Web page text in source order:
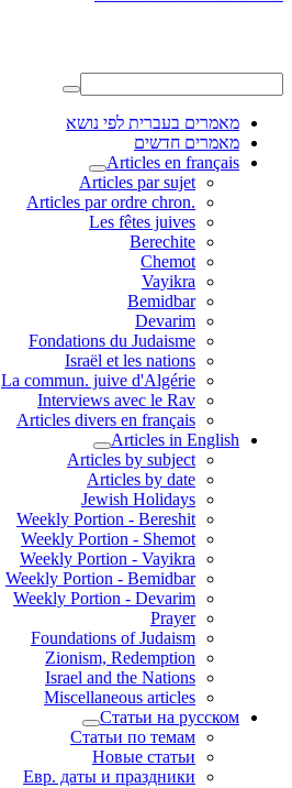
מאמרים בעברית לפי נושא
מאמרים חדשים
Articles en français
Articles par sujet
.Articles par ordre chron
Les fêtes juives
Berechite
Chemot
Vayikra
Bemidbar
Devarim
Fondations du Judaisme
Israël et les nations
La commun. juive d'Algérie
Interviews avec le Rav
Articles divers en français
Articles in English
Articles by subject
Articles by date
Jewish Holidays
Weekly Portion - Bereshit
Weekly Portion - Shemot
Weekly Portion - Vayikra
Weekly Portion - Bemidbar
Weekly Portion - Devarim
Prayer
Foundations of Judaism
Zionism, Redemption
Israel and the Nations
Miscellaneous articles
Статьи на русском
Статьи по темам
Новые статьи
Евр. даты и праздники